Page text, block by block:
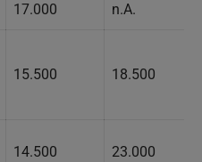
17.000 n.A.
15.500 18.500
14.500 23.000